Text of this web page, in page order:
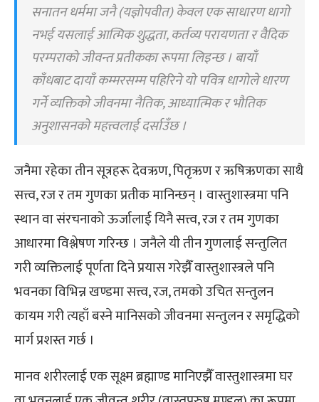
सनातन धर्ममा जनै (यज्ञोपवीत) केवल एक साधारण धागो
नभई यसलाई आत्मिक शुद्धता, कर्तव्य परायणता र वैदिक
परम्पराको जीवन्त प्रतीकका रूपमा लिइन्छ । बायाँ
काँधबाट दायाँ कम्मरसम्म पहिरिने यो पवित्र धागोले धारण
गर्ने व्यक्तिको जीवनमा नैतिक, आध्यात्मिक र भौतिक
अनुशासनको महत्त्वलाई दर्साउँछ ।
जनैमा रहेका तीन सूत्रहरू देवऋण, पितृऋण र ऋषिऋणका साथै
सत्त्व, रज र तम गुणका प्रतीक मानिन्छन् । वास्तुशास्त्रमा पनि
स्थान वा संरचनाको ऊर्जालाई यिनै सत्त्व, रज र तम गुणका
आधारमा विश्लेषण गरिन्छ । जनैले यी तीन गुणलाई सन्तुलित
गरी व्यक्तिलाई पूर्णता दिने प्रयास गरेझैँ वास्तुशास्त्रले पनि
भवनका विभिन्न खण्डमा सत्त्व, रज, तमको उचित सन्तुलन
कायम गरी त्यहाँ बस्ने मानिसको जीवनमा सन्तुलन र समृद्धिको
मार्ग प्रशस्त गर्छ ।
मानव शरीरलाई एक सूक्ष्म ब्रह्माण्ड मानिएझैँ वास्तुशास्त्रमा घर